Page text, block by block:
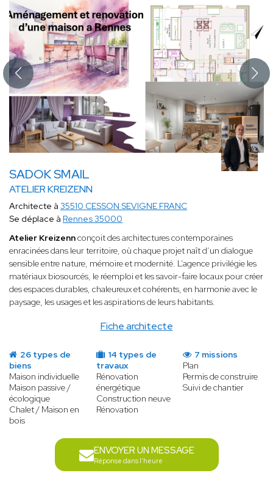
SADOK SMAIL
ATELIER KREIZENN
Fiche architecte
Architecte à 35510 CESSON SEVIGNE FRANC
Se déplace à Rennes 35000
Atelier Kreizennconçoit des architectures contemporaines
enracinées dans leur territoire, où chaque projet naît d’un dialogue
sensible entre nature, mémoire et modernité. L’agence privilégie les
matériaux biosourcés, le réemploi et les savoir-faire locaux pour créer
des espaces durables, chaleureux et cohérents, en harmonie avec le
paysage, les usages et les aspirations de leurs habitants.
26 types de
biens
Maison individuelle
Maison passive /
écologique
Chalet / Maison en
bois
14 types de
travaux
Rénovation
énergétique
Construction neuve
Rénovation
7 missions
Plan
Permis de construire
Suivi de chantier
ENVOYER UN MESSAGE
Réponse dans l'heure